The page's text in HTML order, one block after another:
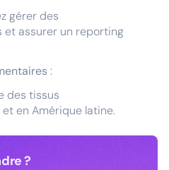
gérer des
assurer un reporting
:
des tissus
en Amérique latine.
?